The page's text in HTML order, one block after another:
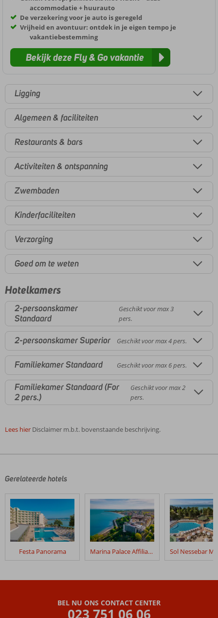
accommodatie + huurauto
De verzekering voor je auto is geregeld
Vrijheid en avontuur: ontdek in je eigen tempo je
vakantiebestemming
Bekijk deze Fly & Go vakantie
Ligging
Algemeen & faciliteiten
Restaurants & bars
Activiteiten & ontspanning
Zwembaden
Kinderfaciliteiten
Verzorging
Goed om te weten
Hotelkamers
2-persoonskamer
Standaard
Geschikt voor max 3
pers.
2-persoonskamer Superior Geschikt voor max 4 pers.
Familiekamer Standaard Geschikt voor max 6 pers.
Familiekamer Standaard (For
2 pers.)
Geschikt voor max 2
pers.
Lees hier Disclaimer m.b.t. bovenstaande beschrijving.
door
klanten
geschreven
na
hun
verblijf
Aqua
Beoordelingen
Gerelateerde hotels
Festa Panorama Marina Palace Affiliated by Melia
BEL NU ONS CONTACT CENTER
023 751 06 06